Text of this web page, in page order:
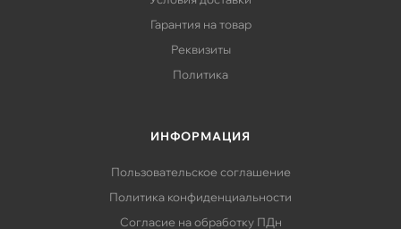
Гарантия на товар
Реквизиты
Политика
ИНФОРМАЦИЯ
Пользовательское соглашение
Политика конфиденциальности
Согласие на обработку ПДн